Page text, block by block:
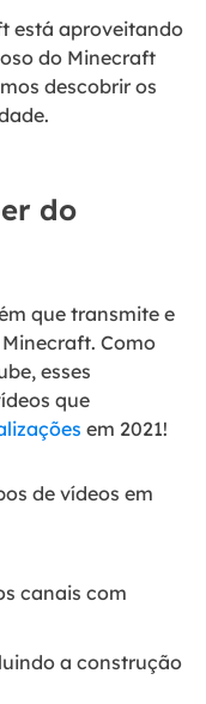
está aproveitando
do Minecraft
descobrir os
do
que transmite e
Como
esses
que
em 2021!
de vídeos em
canais com
a construção